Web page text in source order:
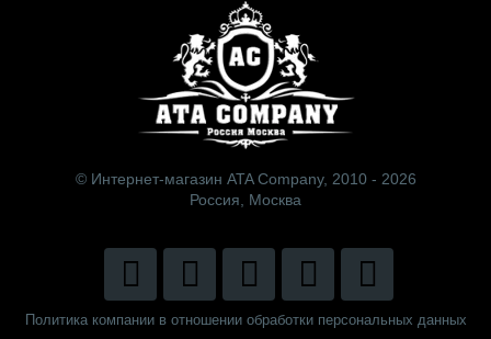
© Интернет-магазин ATA Company, 2010 - 2026
Россия, Москва
Политика компании в отношении обработки персональных данных